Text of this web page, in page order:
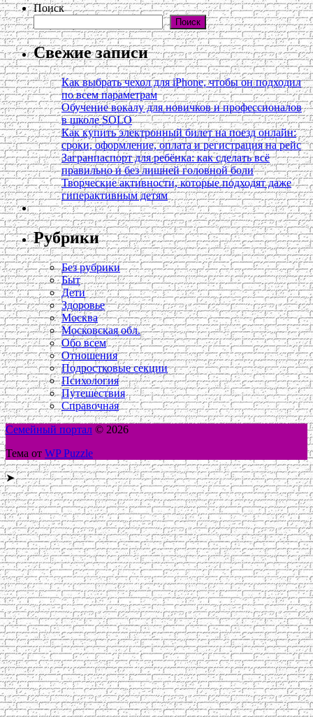
Поиск
Поиск
Свежие записи
Как выбрать чехол для iPhone, чтобы он подходил
по всем параметрам
Обучение вокалу для новичков и профессионалов
в школе SOLO
Как купить электронный билет на поезд онлайн:
сроки, оформление, оплата и регистрация на рейс
Загранпаспорт для ребёнка: как сделать всё
правильно и без лишней головной боли
Творческие активности, которые подходят даже
гиперактивным детям
Рубрики
Без рубрики
Быт
Дети
Здоровье
Москва
Московская обл.
Обо всем
Отношения
Подростковые секции
Психология
Путешествия
Справочная
Семейный портал © 2026
Тема от WP Puzzle
➤